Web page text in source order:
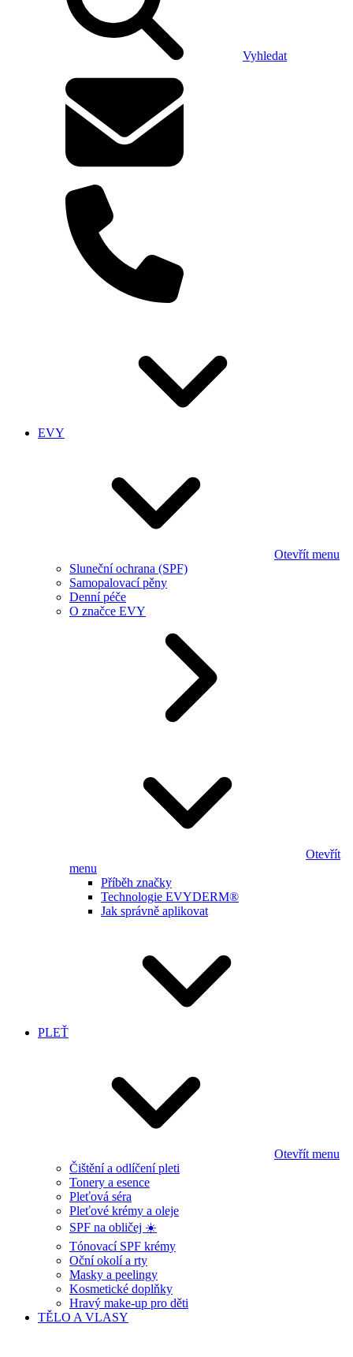
Vyhledat
EVY
Otevřít menu
Sluneční ochrana (SPF)
Samopalovací pěny
Denní péče
O značce EVY
Otevřít
menu
Příběh značky
Technologie EVYDERM®
Jak správně aplikovat
PLEŤ
Otevřít menu
Čištění a odlíčení pleti
Tonery a esence
Pleťová séra
Pleťové krémy a oleje
SPF na obličej ☀️
Tónovací SPF krémy
Oční okolí a rty
Masky a peelingy
Kosmetické doplňky
Hravý make-up pro děti
TĚLO A VLASY